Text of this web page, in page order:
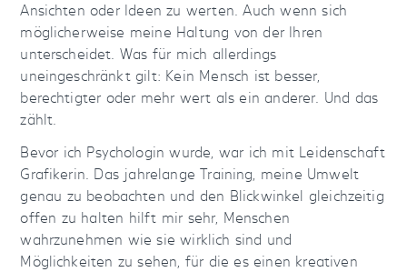
Ansichten oder Ideen zu werten. Auch wenn sich
möglicherweise meine Haltung von der Ihren
unterscheidet. Was für mich allerdings
uneingeschränkt gilt: Kein Mensch ist besser,
berechtigter oder mehr wert als ein anderer. Und das
zählt.
Bevor ich Psychologin wurde, war ich mit Leidenschaft
Grafikerin. Das jahrelange Training, meine Umwelt
genau zu beobachten und den Blickwinkel gleichzeitig
offen zu halten hilft mir sehr, Menschen
wahrzunehmen wie sie wirklich sind und
Möglichkeiten zu sehen, für die es einen kreativen